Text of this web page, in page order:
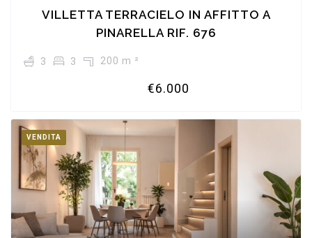
VILLETTA TERRACIELO IN AFFITTO A
PINARELLA RIF. 676
3 3 200 m ²
€6.000
VENDITA